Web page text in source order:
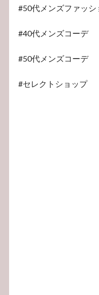
#50代メンズファッシ
#40代メンズコーデ
#50代メンズコーデ
#セレクトショップ